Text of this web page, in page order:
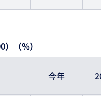
（％）
今年